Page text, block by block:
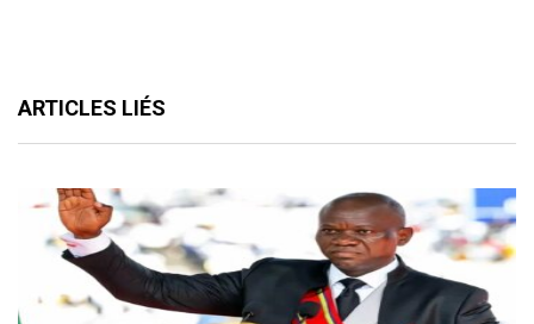
ARTICLES LIÉS